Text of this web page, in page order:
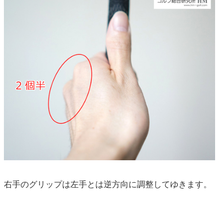
右手のグリップは左手とは逆方向に調整してゆきます。